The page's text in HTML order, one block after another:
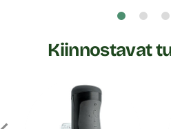
Kiinnostavat